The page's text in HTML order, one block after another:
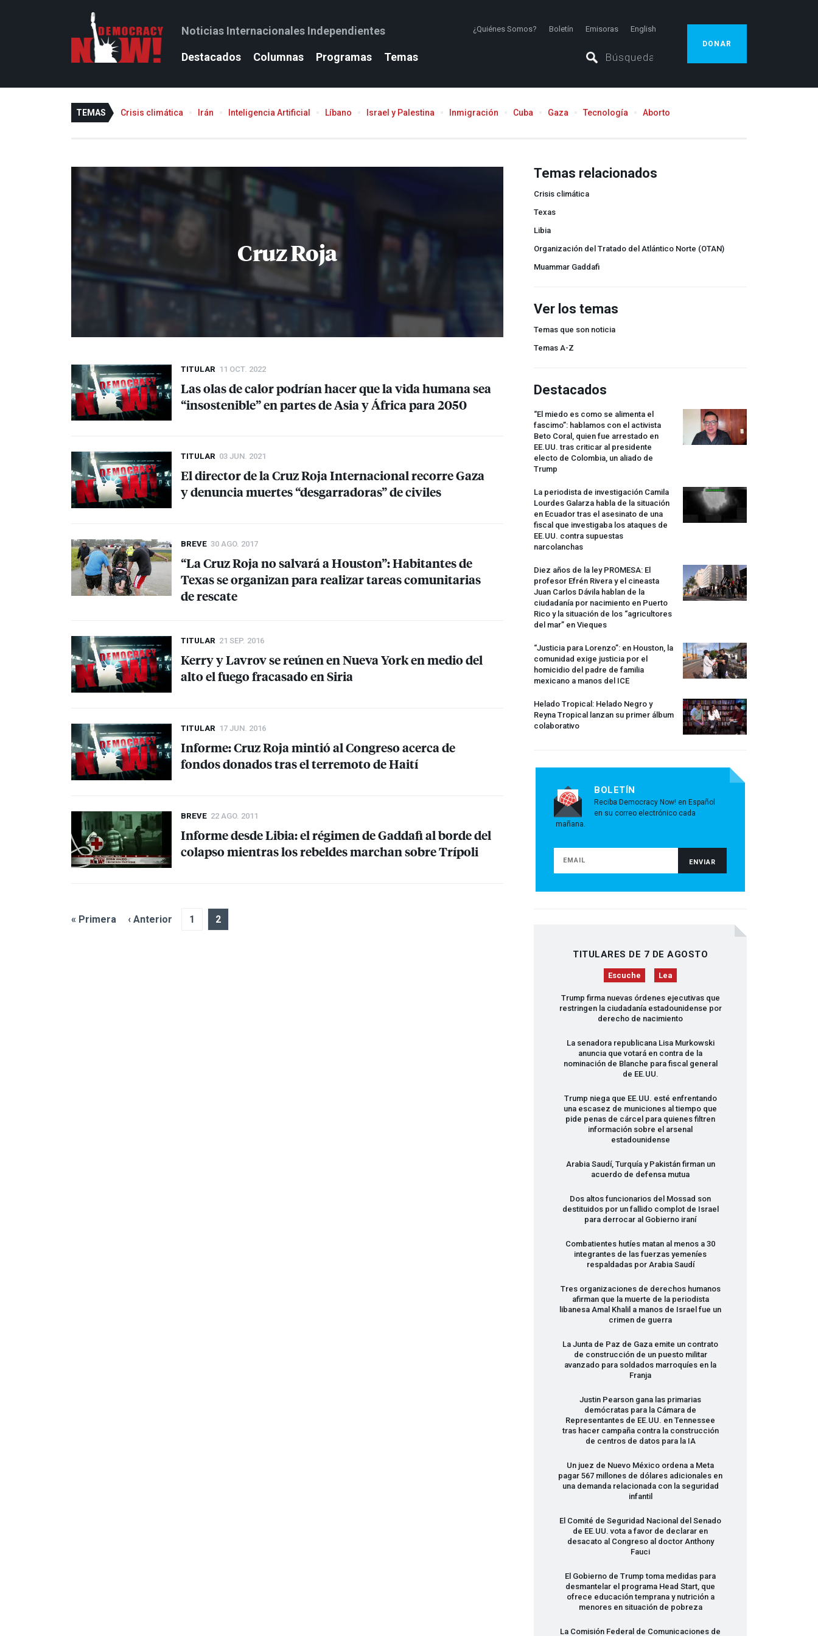
Noticias Internacionales Independientes ¿Quiénes Somos? Boletín Emisoras English
Destacados Columnas Programas Temas
DONAR
TEMAS Crisis climática Irán Inteligencia Artificial Líbano Israel y Palestina Inmigración Cuba Gaza Tecnología Aborto
Cruz Roja
TITULAR 11 OCT. 2022
Las olas de calor podrían hacer que la vida humana sea
“insostenible” en partes de Asia y África para 2050
TITULAR 03 JUN. 2021
El director de la Cruz Roja Internacional recorre Gaza
y denuncia muertes “desgarradoras” de civiles
BREVE 30 AGO. 2017
“La Cruz Roja no salvará a Houston”: Habitantes de
Texas se organizan para realizar tareas comunitarias
de rescate
TITULAR 21 SEP. 2016
Kerry y Lavrov se reúnen en Nueva York en medio del
alto el fuego fracasado en Siria
TITULAR 17 JUN. 2016
Informe: Cruz Roja mintió al Congreso acerca de
fondos donados tras el terremoto de Haití
BREVE 22 AGO. 2011
Informe desde Libia: el régimen de Gaddafi al borde del
colapso mientras los rebeldes marchan sobre Trípoli
« Primera ‹ Anterior 1 2
Temas relacionados
Crisis climática
Texas
Libia
Organización del Tratado del Atlántico Norte (OTAN)
Muammar Gaddafi
Ver los temas
Temas que son noticia
Temas A-Z
Destacados
“El miedo es como se alimenta el
fascimo”: hablamos con el activista
Beto Coral, quien fue arrestado en
EE.UU. tras criticar al presidente
electo de Colombia, un aliado de
Trump
La periodista de investigación Camila
Lourdes Galarza habla de la situación
en Ecuador tras el asesinato de una
fiscal que investigaba los ataques de
EE.UU. contra supuestas
narcolanchas
Diez años de la ley PROMESA: El
profesor Efrén Rivera y el cineasta
Juan Carlos Dávila hablan de la
ciudadanía por nacimiento en Puerto
Rico y la situación de los “agricultores
del mar” en Vieques
“Justicia para Lorenzo”: en Houston, la
comunidad exige justicia por el
homicidio del padre de familia
mexicano a manos del ICE
Helado Tropical: Helado Negro y
Reyna Tropical lanzan su primer álbum
colaborativo
BOLETÍN
Reciba Democracy Now! en Español
en su correo electrónico cada
mañana.
TITULARES DE 7 DE AGOSTO
Escuche Lea
Trump firma nuevas órdenes ejecutivas que
restringen la ciudadanía estadounidense por
derecho de nacimiento
La senadora republicana Lisa Murkowski
anuncia que votará en contra de la
nominación de Blanche para fiscal general
de EE.UU.
Trump niega que EE.UU. esté enfrentando
una escasez de municiones al tiempo que
pide penas de cárcel para quienes filtren
información sobre el arsenal
estadounidense
Arabia Saudí, Turquía y Pakistán firman un
acuerdo de defensa mutua
Dos altos funcionarios del Mossad son
destituidos por un fallido complot de Israel
para derrocar al Gobierno iraní
Combatientes hutíes matan al menos a 30
integrantes de las fuerzas yemeníes
respaldadas por Arabia Saudí
Tres organizaciones de derechos humanos
afirman que la muerte de la periodista
libanesa Amal Khalil a manos de Israel fue un
crimen de guerra
La Junta de Paz de Gaza emite un contrato
de construcción de un puesto militar
avanzado para soldados marroquíes en la
Franja
Justin Pearson gana las primarias
demócratas para la Cámara de
Representantes de EE.UU. en Tennessee
tras hacer campaña contra la construcción
de centros de datos para la IA
Un juez de Nuevo México ordena a Meta
pagar 567 millones de dólares adicionales en
una demanda relacionada con la seguridad
infantil
El Comité de Seguridad Nacional del Senado
de EE.UU. vota a favor de declarar en
desacato al Congreso al doctor Anthony
Fauci
El Gobierno de Trump toma medidas para
desmantelar el programa Head Start, que
ofrece educación temprana y nutrición a
menores en situación de pobreza
La Comisión Federal de Comunicaciones de